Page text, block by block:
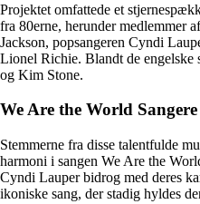
Projektet omfattede et
fra 80erne, herunder medlemmer
Jackson, popsangeren Cyndi
Lionel Richie. Blandt de engelske
og Kim Stone.
We Are the World
Stemmerne fra disse talentfulde
harmoni i sangen We Are the
Cyndi Lauper bidrog med deres
ikoniske sang, der stadig hyldes